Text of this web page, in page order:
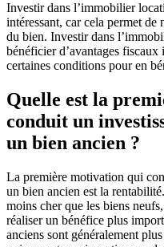
Investir dans l’immobilier
intéressant, car cela permet de
du bien. Investir dans
bénéficier d’avantages
certaines conditions pour en
Quelle est la
conduit un
un bien ancien ?
La première motivation qui
un bien ancien est la
moins cher que les biens
réaliser un bénéfice plus
anciens sont généralement